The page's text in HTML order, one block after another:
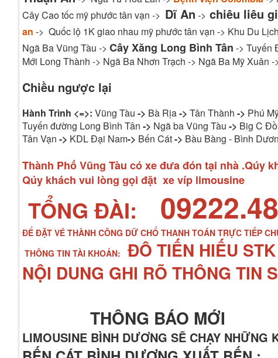
Cây Cao tốc mỹ phước tân vạn -> Dĩ An -> chiêu liêu
an -> Quốc lộ 1K giao nhau mỹ phước tân vạn -> Khu Du
Ngã Ba Vũng Tàu -> Cây Xăng Long Bình Tân -> Tuyến
Mới Long Thành -> Ngã Ba Nhơn Trạch -> Ngã Ba Mỹ Xuân
Chiều ngược lại
Hành Trình <=>: Vũng Tàu -> Bà Rịa-> Tân Thành -> Phú
Tuyến đường Long Bình Tân -> Ngã ba Vũng Tàu -> Big C
Tân Vạn -> KDL Đại Nam-> Bến Cát-> Bàu Bàng - Bình
Thành Phố Vũng Tàu có xe đưa đón tại nhà .Qúy
Qúy khách vui lòng gọi đặt xe víp limousine
TỔNG ĐÀI:
ĐỂ ĐẶT VÉ THÀNH CÔNG DỮ CHỔ THANH TOÁN TRỰC TIẾP
THÔNG TIN TÀI KHOẢN:
ĐÔ TIẾN HIẾU
NỘI DUNG GHI RÕ THÔNG TIN
THÔNG BÁO MỚI
LIMOUSINE BÌNH DƯƠNG SẼ CHẠY NHỮNG